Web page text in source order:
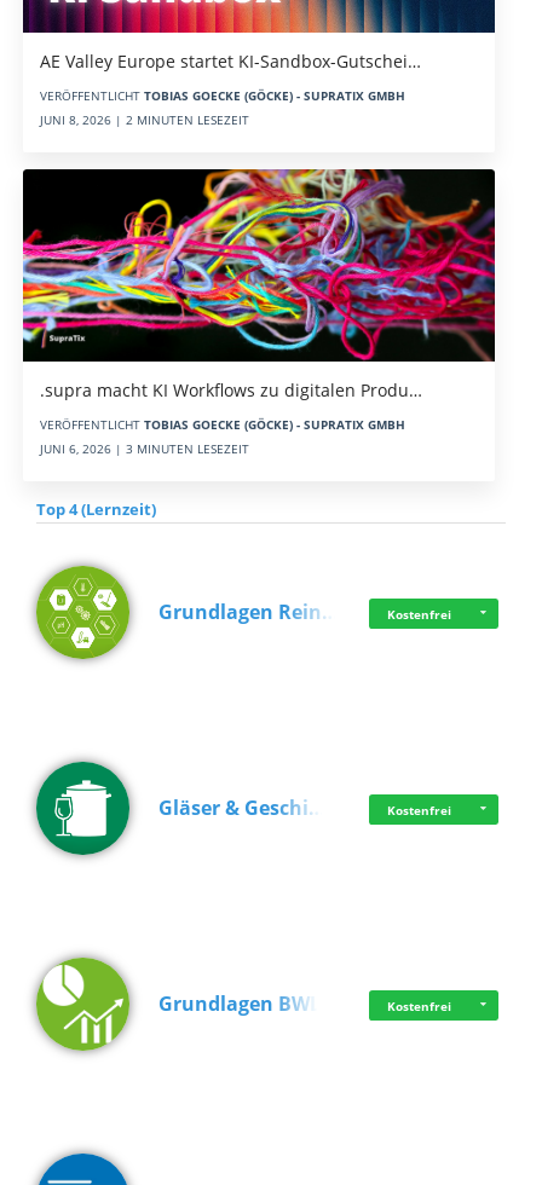
AE Valley Europe startet KI-Sandbox-Gutschei…
VERÖFFENTLICHT TOBIAS GOECKE (GÖCKE) - SUPRATIX GMBH
JUNI 8, 2026 | 2 MINUTEN LESEZEIT
.supra macht KI Workflows zu digitalen Produ…
VERÖFFENTLICHT TOBIAS GOECKE (GÖCKE) - SUPRATIX GMBH
JUNI 6, 2026 | 3 MINUTEN LESEZEIT
Top 4 (Lernzeit)
Grundlagen Rein… Kostenfrei
Gläser & Geschi… Kostenfrei
Grundlagen BWL Kostenfrei